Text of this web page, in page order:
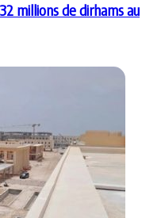
millions de dirhams au